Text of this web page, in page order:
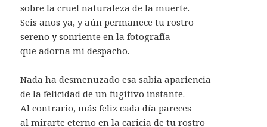
sobre la cruel naturaleza de la muerte.
Seis años ya, y aún permanece tu rostro
sereno y sonriente en la fotografía
que adorna mi despacho.
Nada ha desmenuzado esa sabia apariencia
de la felicidad de un fugitivo instante.
Al contrario, más feliz cada día pareces
al mirarte eterno en la caricia de tu rostro